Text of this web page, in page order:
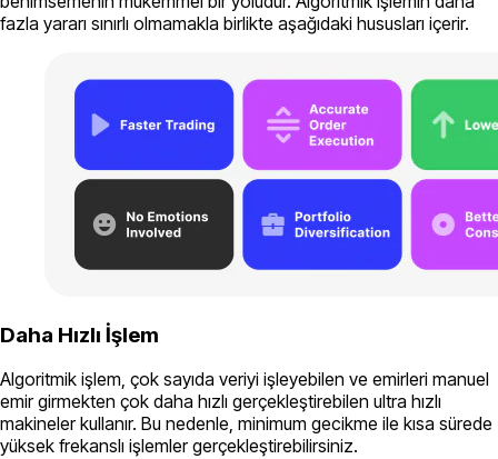
fazla yararı sınırlı olmamakla birlikte aşağıdaki hususları içerir.
Daha Hızlı İşlem
Algoritmik işlem, çok sayıda veriyi işleyebilen ve emirleri manuel
emir girmekten çok daha hızlı gerçekleştirebilen ultra hızlı
makineler kullanır. Bu nedenle, minimum gecikme ile kısa sürede
yüksek frekanslı işlemler gerçekleştirebilirsiniz.